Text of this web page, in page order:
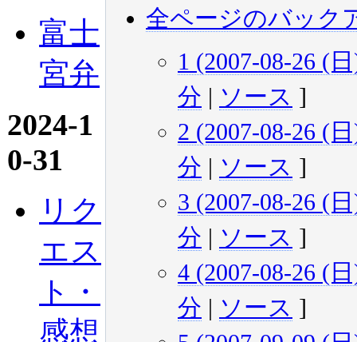
富士
宮弁
2024-1
0-31
リク
エス
ト・
感想
全ページのバック
1 (2007-08-26 (
分 | ソース ]
2 (2007-08-26 (
分 | ソース ]
3 (2007-08-26 (
分 | ソース ]
4 (2007-08-26 (
分 | ソース ]